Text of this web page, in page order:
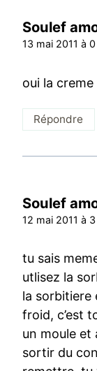
Soulef
13 mai 2011 à
oui la creme
Répondre
Soulef
12 mai 2011 à
tu sais
utlisez la
la sorbitiere
froid, c’est
un moule et
sortir du